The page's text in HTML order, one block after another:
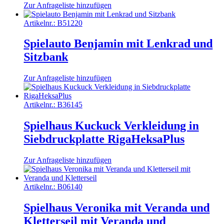
Zur Anfrageliste hinzufügen
Artikelnr.: B51220
Spielauto Benjamin mit Lenkrad und
Sitzbank
Zur Anfrageliste hinzufügen
Artikelnr.: B36145
Spielhaus Kuckuck Verkleidung in
Siebdruckplatte RigaHeksaPlus
Zur Anfrageliste hinzufügen
Artikelnr.: B06140
Spielhaus Veronika mit Veranda und
Kletterseil mit Veranda und